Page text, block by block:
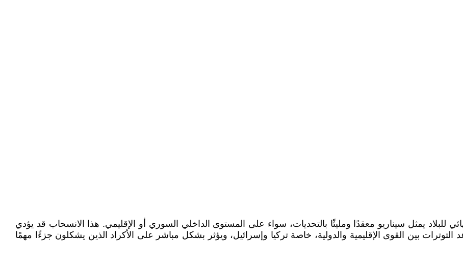
للبلاد يمثل سيناريو معقدًا ومليئًا بالتحديات، سواء على المستوى الداخلي السوري أو الإقليمي. هذا الانسحاب قد يؤدي
بين القوى الإقليمية والدولية، خاصة تركيا وإسرائيل، ويؤثر بشكل مباشر على الأكراد الذين يشكلون جزءًا مهمًا